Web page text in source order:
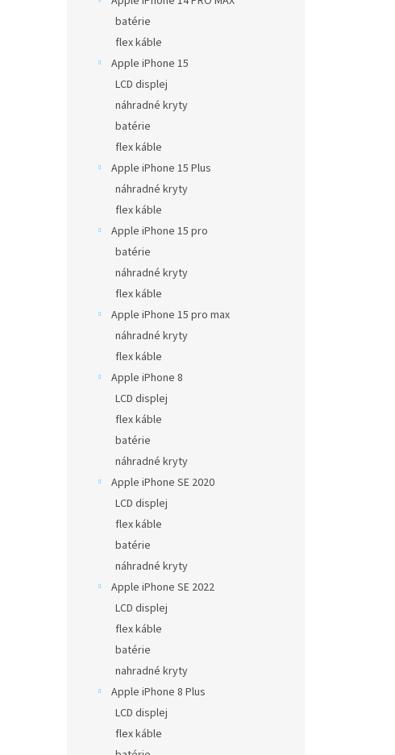
batérie
flex káble
Apple iPhone 15
LCD displej
náhradné kryty
batérie
flex káble
Apple iPhone 15 Plus
náhradné kryty
flex káble
Apple iPhone 15 pro
batérie
náhradné kryty
flex káble
Apple iPhone 15 pro max
náhradné kryty
flex káble
Apple iPhone 8
LCD displej
flex káble
batérie
náhradné kryty
Apple iPhone SE 2020
LCD displej
flex káble
batérie
náhradné kryty
Apple iPhone SE 2022
LCD displej
flex káble
batérie
nahradné kryty
Apple iPhone 8 Plus
LCD displej
flex káble